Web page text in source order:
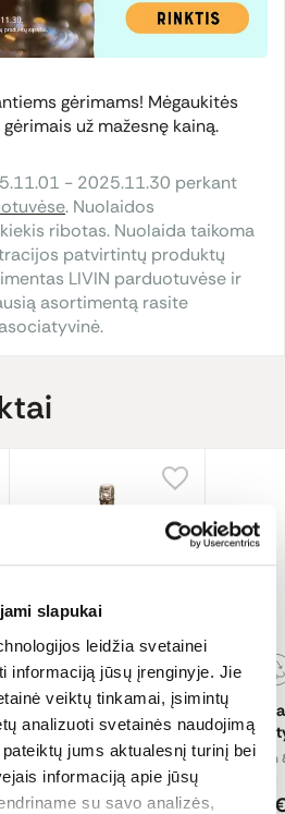
slapukai
leidžia svetainei
informaciją jūsų įrenginyje. Jie
veiktų tinkamai, įsimintų
analizuoti svetainės naudojimą
jums aktualesnį turinį bei
informaciją apie jūsų
su savo analizės,
gėrimams! Mėgaukitės
už mažesnę kainą.
- 2025.11.30 perkant
. Nuolaidos
ribotas. Nuolaida taikoma
patvirtintų produktų
LIVIN parduotuvėse ir
asortimentą rasite
Putojantis vynas
„Noughty Sparkling
Brut“, nealkoholinis
Thomson & Scott
750 ml
15.99 €/l
11,99 €
Thomson
14,99